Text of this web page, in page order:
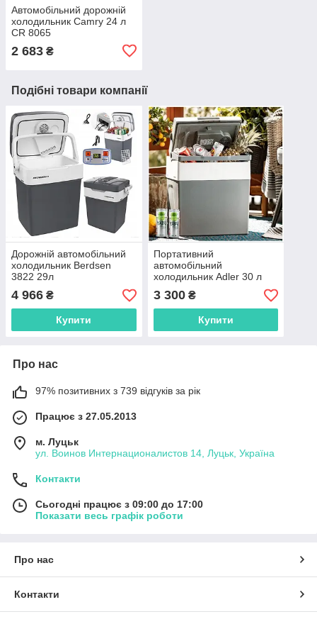
Автомобільний дорожній
холодильник Camry 24 л
CR 8065
2 683 ₴
Подібні товари компанії
Дорожній автомобільний
холодильник Berdsen
3822 29л
4 966 ₴
Купити
Портативний
автомобільний
холодильник Adler 30 л
3 300₴
Купити
Про нас
97% позитивних з 739 відгуків за рік
Працює з 27.05.2013
м. Луцьк
ул. Воинов Интернационалистов 14, Луцьк, Україна
Контакти
Сьогодні працює з 09:00 до 17:00
Показати весь графік роботи
Про нас
Контакти